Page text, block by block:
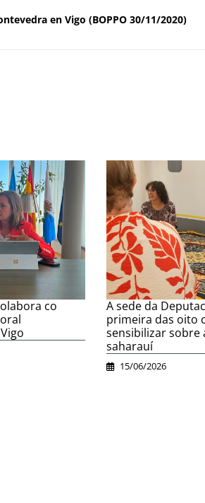
en Vigo (BOPPO 30/11/2020)
co
A sede da
primeira das oito
sensibilizar sobre
saharauí
15/06/2026